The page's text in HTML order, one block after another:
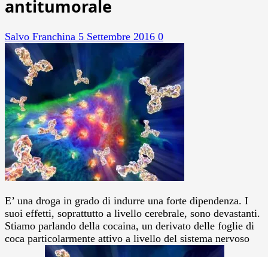
antitumorale
Salvo Franchina 5 Settembre 2016 0
E’ una droga in grado di indurre una forte dipendenza. I
suoi effetti, soprattutto a livello cerebrale, sono devastanti.
Stiamo parlando della cocaina, un derivato delle foglie di
coca particolarmente attivo a livello del sistema nervoso